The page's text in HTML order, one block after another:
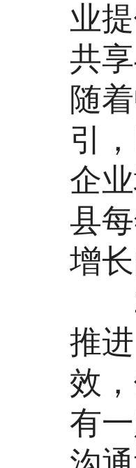
业
共
随
引
企
县
增
推
效
有